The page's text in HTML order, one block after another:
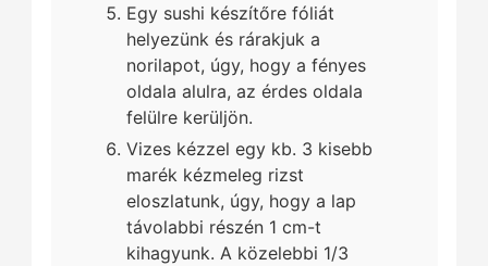
Egy sushi készítőre fóliát
helyezünk és rárakjuk a
norilapot, úgy, hogy a fényes
oldala alulra, az érdes oldala
felülre kerüljön.
Vizes kézzel egy kb. 3 kisebb
marék kézmeleg rizst
eloszlatunk, úgy, hogy a lap
távolabbi részén 1 cm-t
kihagyunk. A közelebbi 1/3